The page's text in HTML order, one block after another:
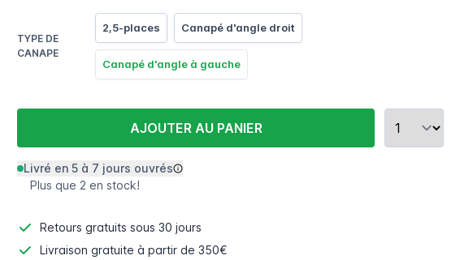
TYPE DE
CANAPE
2,5-places Canapé d'angle droit
Canapé d'angle à gauche
AJOUTER AU PANIER
Livré en 5 à 7 jours ouvrés
Plus que 2 en stock!
Retours gratuits sous 30 jours
Livraison gratuite à partir de 350€